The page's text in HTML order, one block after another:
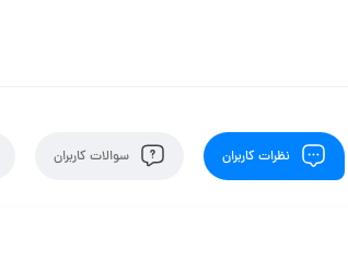
نظرات کاربران سوالات کاربران